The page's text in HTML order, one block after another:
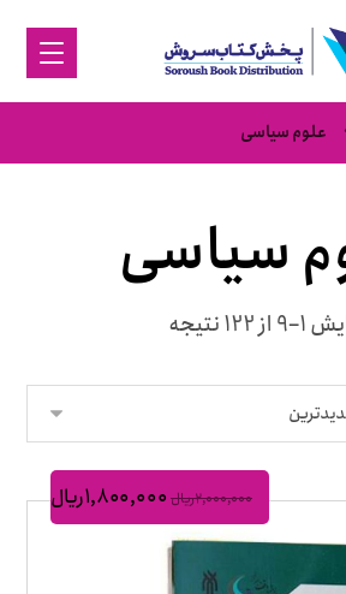
علوم سیاسی
سیاسی
122 نتیجه
۲,۰۰۰,۰۰۰ریال ۱,۸۰۰,۰۰۰ریال